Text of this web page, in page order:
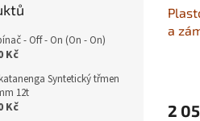
- Off - On (On - On)
Kč
Syntetický třmen
12t
Kč
a
2